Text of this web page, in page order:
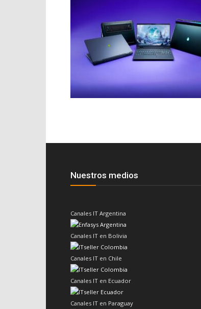
Nuestros medios
Canales IT Argentina
Canales IT en Bolivia
Canales IT en Chile
Canales IT en Ecuador
Canales IT en Paraguay